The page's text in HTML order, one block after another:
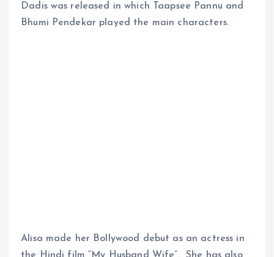
Dadis was released in which Taapsee Pannu and
Bhumi Pendekar played the main characters.
Alisa made her Bollywood debut as an actress in